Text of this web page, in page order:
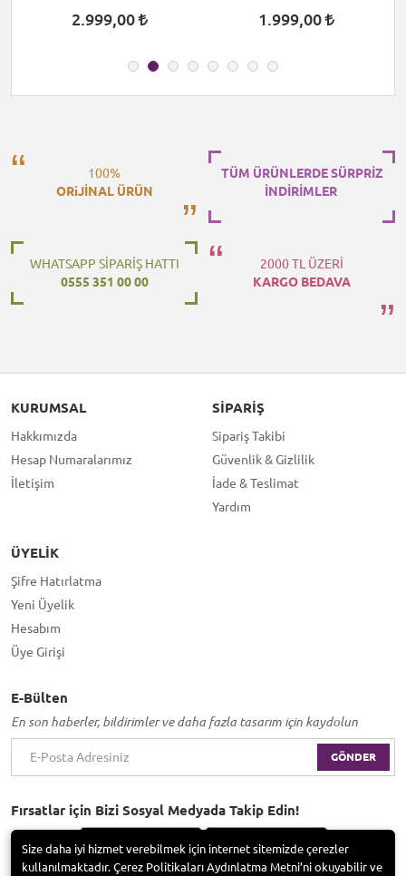
2.999,00 1.999,00
100%
ORiJİNAL ÜRÜN
TÜM ÜRÜNLERDE SÜRPRİZ
İNDİRİMLER
WHATSAPP SİPARİŞ HATTI
0555 351 00 00
2000 TL ÜZERİ
KARGO BEDAVA
KURUMSAL
Hakkımızda
Hesap Numaralarımız
İletişim
SIPARIŞ
Sipariş Takibi
Güvenlik & Gizlilik
İade & Teslimat
Yardım
ÜYELIK
Şifre Hatırlatma
Yeni Üyelik
Hesabım
Üye Girişi
E-Bülten
En son haberler, bildirimler ve daha fazla tasarım için kaydolun
GÖNDER
Fırsatlar için Bizi Sosyal Medyada Takip Edin!
Size daha iyi hizmet verebilmek için internet sitemizde çerezler
kullanılmaktadır. Çerez Politikaları Aydınlatma Metni’ni okuyabilir ve